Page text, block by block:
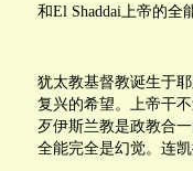
和El Shaddai上帝的全
犹太教基督教诞生于
复兴的希望。上帝干
歹伊斯兰教是政教合
全能完全是幻觉。连